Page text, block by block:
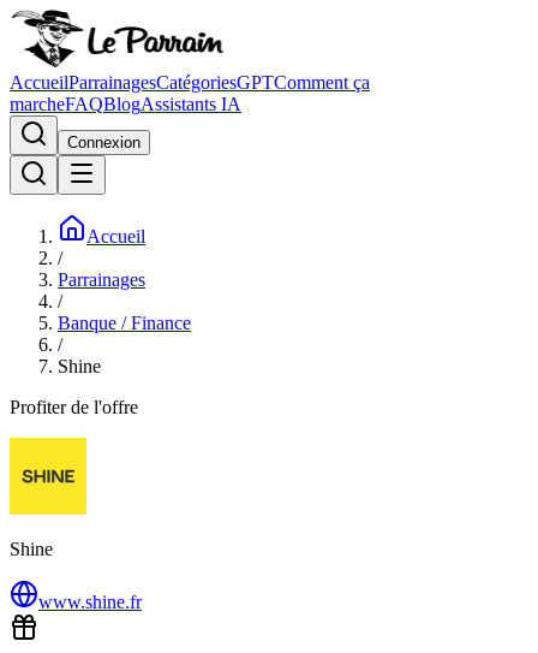
AccueilParrainagesCatégoriesGPTComment ça
marcheFAQBlogAssistants IA
Connexion
Accueil
/
Parrainages
/
Banque / Finance
/
Shine
Profiter de l'offre
Shine
www.shine.fr